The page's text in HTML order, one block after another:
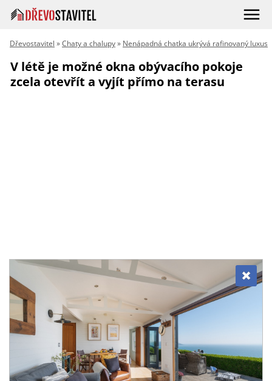
Dřevostavitel »Chaty a chalupy» Nenápadná chatka ukrývá rafinovaný luxus
V létě je možné okna obývacího pokoje
zcela otevřít a vyjít přímo na terasu